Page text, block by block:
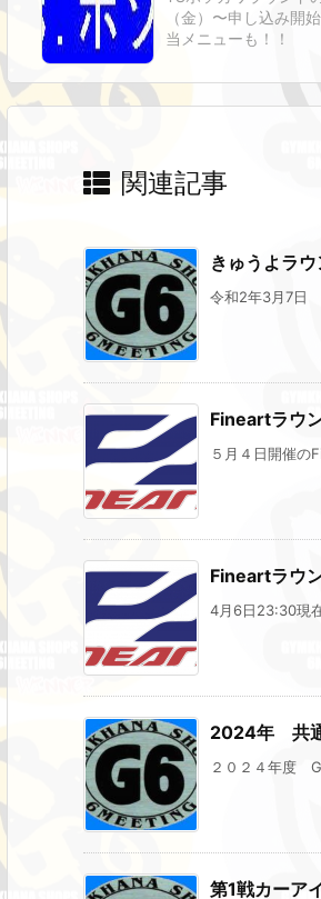
（金）〜申し込み開
当メニューも！！
関連記事
きゅうよラ
令和2年3月7日
Fineartラウ
５月４日開催の
Fineartラウ
4月6日23:30現
2024年 共
２０２４年度
第1戦カーア